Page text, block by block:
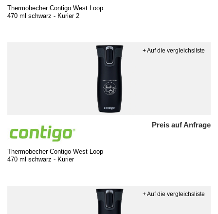
Thermobecher Contigo West Loop
470 ml schwarz - Kurier 2
Thermobecher Contigo West Loop
470 ml schwarz - Kurier
Preis auf Anfrage
+ Auf die vergleichsliste
+ Auf die vergleichsliste